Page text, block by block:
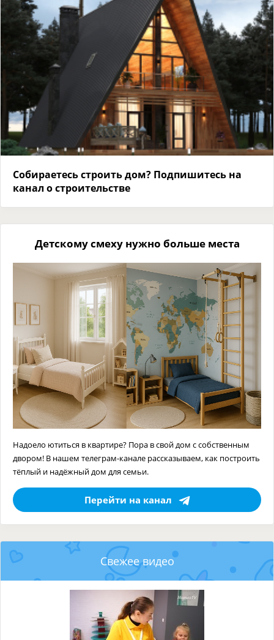
Собираетесь строить дом? Подпишитесь на
канал о строительстве
Детскому смеху нужно больше места
Надоело ютиться в квартире? Пора в свой дом с собственным
двором! В нашем телеграм-канале рассказываем, как построить
тёплый и надёжный дом для семьи.
Перейти на канал
Свежее видео